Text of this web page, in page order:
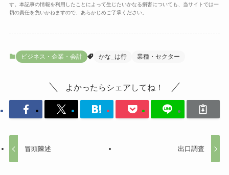
す。本記事の情報を利用したことによって生じたいかなる損害についても、当サイトでは一
切の責任を負いかねますので、あらかじめご了承ください。
ビジネス・企業・会計 かな_は行 業種・セクター
よかったらシェアしてね！
冒頭陳述 出口調査